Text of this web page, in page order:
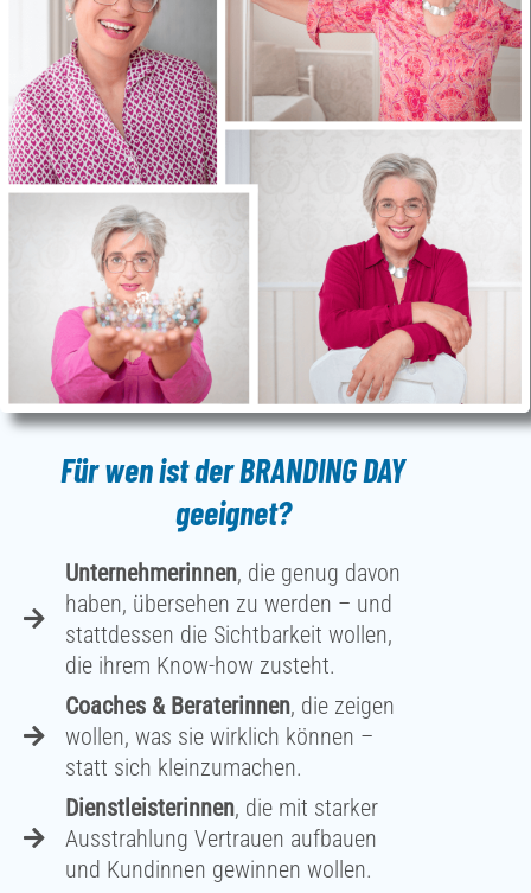
Für wen ist derBRANDING DAY
geeignet?
Unternehmerinnen, die genug davon
haben, übersehen zu werden – und
stattdessen die Sichtbarkeit wollen,
die ihrem Know-how zusteht.
Coaches & Beraterinnen, die zeigen
wollen, was sie wirklich können –
statt sich kleinzumachen.
Dienstleisterinnen, die mit starker
Ausstrahlung Vertrauen aufbauen
und Kundinnen gewinnen wollen.